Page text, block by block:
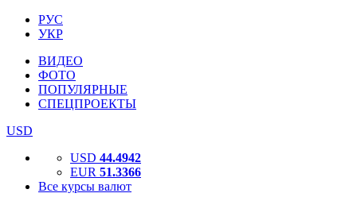
РУС
УКР
ВИДЕО
ФОТО
ПОПУЛЯРНЫЕ
СПЕЦПРОЕКТЫ
USD
USD 44.4942
EUR 51.3366
Все курсы валют